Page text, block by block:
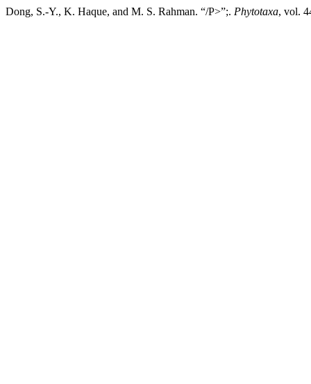
Dong, S.-Y., K. Haque, and M. S. Rahman. “/P>”;. Phytotaxa, vol.